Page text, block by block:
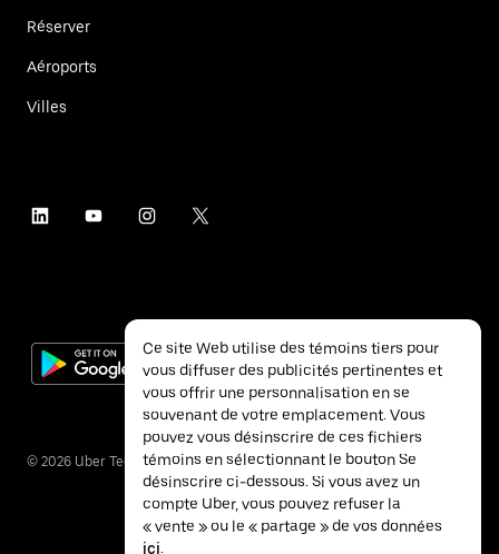
Réserver
Aéroports
Villes
© 2026 Uber Technologies inc.
Ce site Web utilise des témoins tiers pour
vous diffuser des publicités pertinentes et
vous offrir une personnalisation en se
souvenant de votre emplacement. Vous
pouvez vous désinscrire de ces fichiers
témoins en sélectionnant le bouton Se
désinscrire ci-dessous. Si vous avez un
compte Uber, vous pouvez refuser la
« vente » ou le « partage » de vos données
ici.